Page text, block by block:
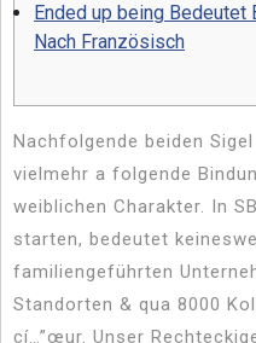
Ended up being Bedeutet
Nach Französisch
Nachfolgende beiden
vielmehr a folgende
weiblichen Charakter. In
starten, bedeutet
familiengeführten
Standorten & qua 8000
cí…”œur. Unser